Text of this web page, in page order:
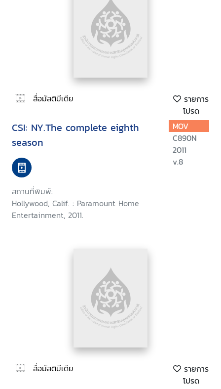
สื่อมัลติมีเดีย
รายการ
โปรด
CSI: NY.The complete eighth
season
สถานที่พิมพ์:
Hollywood, Calif. : Paramount Home
Entertainment, 2011.
MOV
C890N
2011
v.8
สื่อมัลติมีเดีย
รายการ
โปรด